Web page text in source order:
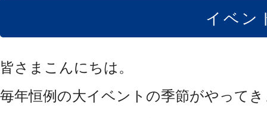
イベン
皆さまこんにちは。
毎年恒例の大イベントの季節がやって